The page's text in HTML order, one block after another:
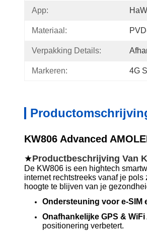
App:
Materiaal:
Verpakking Details:
Markeren: 4G
KW806 Advanced
★Productbeschrijving Van
De KW806 is een hightech
internet rechtstreeks vanaf je
hoogte te blijven van je
Ondersteuning voor e-SIM
Onafhankelijke GPS &
positionering verbetert.